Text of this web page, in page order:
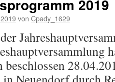
2019
von Cpady_1629
beschlossen